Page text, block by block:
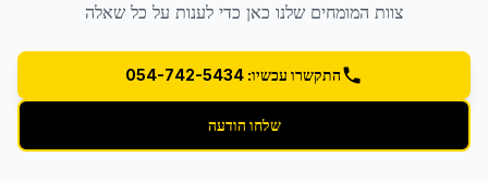
צוות המומחים שלנו כאן כדי לענות על כל שאלה
התקשרו עכשיו: 054-742-5434
שלחו הודעה